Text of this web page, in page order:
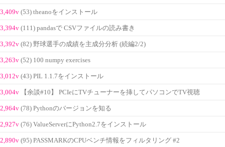
3,409v (53) theanoをインストール
3,394v (111) pandasで CSVファイルの読み書き
3,392v (82) 野球選手の成績を主成分分析 (続編2/2)
3,263v (52) 100 numpy exercises
3,012v (43) PIL 1.1.7をインストール
3,004v 【余談#10】 PCIeにTVチューナーを挿してパソコンでTV視聴
2,964v (78) Pythonのバージョンを知る
2,927v (76) ValueServerにPython2.7をインストール
2,890v (95) PASSMARKのCPUベンチ情報をフィルタリング #2